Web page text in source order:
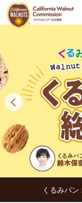
くるみパ